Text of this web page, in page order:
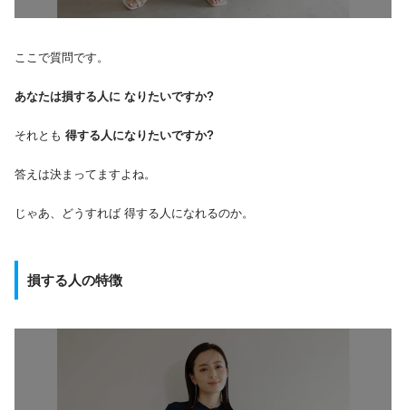
ここで質問です。
あなたは損する人に なりたいですか?
それとも 得する人になりたいですか?
答えは決まってますよね。
じゃあ、どうすれば 得する人になれるのか。
損する人の特徴